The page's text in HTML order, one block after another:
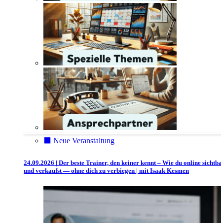
⬛️ Neue Veranstaltung
24.09.2026 | Der beste Trainer, den keiner kennt – Wie du online
und verkaufst — ohne dich zu verbiegen | mit Isaak Kesmen